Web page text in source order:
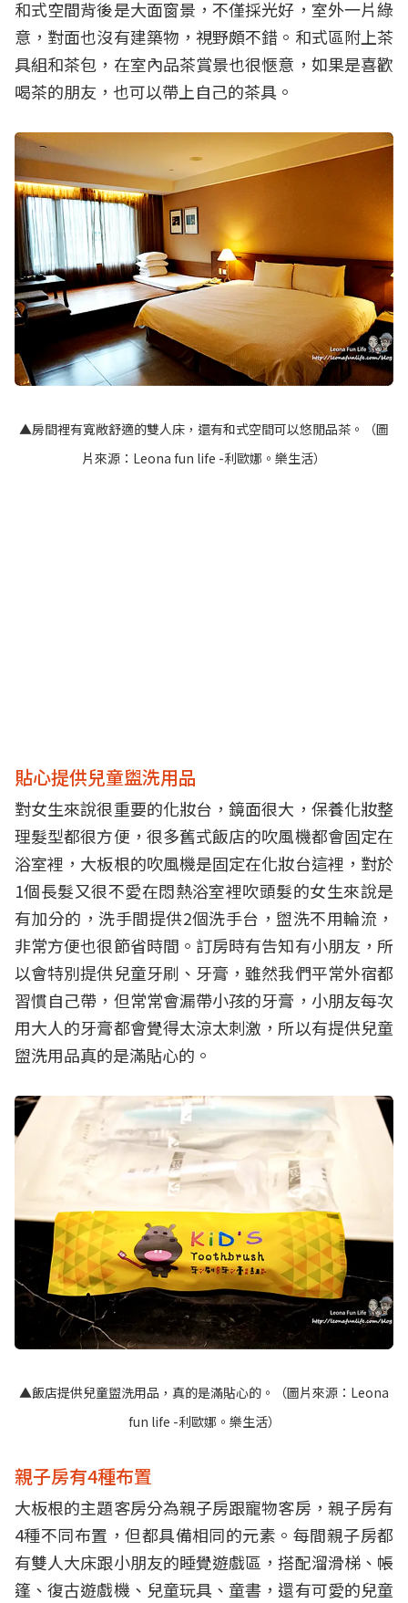
和式空間背後是大面窗景，不僅採光好，室外一片綠
意，對面也沒有建築物，視野頗不錯。和式區附上茶
具組和茶包，在室內品茶賞景也很愜意，如果是喜歡
喝茶的朋友，也可以帶上自己的茶具。
▲房間裡有寬敞舒適的雙人床，還有和式空間可以悠閒品茶。（圖
片來源： Leona fun life -利歐娜。樂生活）
貼心提供兒童盥洗用品
對女生來說很重要的化妝台，鏡面很大，保養化妝整
理髮型都很方便，很多舊式飯店的吹風機都會固定在
浴室裡，大板根的吹風機是固定在化妝台這裡，對於
1個長髮又很不愛在悶熱浴室裡吹頭髮的女生來說是
有加分的，洗手間提供2個洗手台，盥洗不用輪流，
非常方便也很節省時間。訂房時有告知有小朋友，所
以會特別提供兒童牙刷、牙膏，雖然我們平常外宿都
習慣自己帶，但常常會漏帶小孩的牙膏，小朋友每次
用大人的牙膏都會覺得太涼太刺激，所以有提供兒童
盥洗用品真的是滿貼心的。
▲飯店提供兒童盥洗用品，真的是滿貼心的。（圖片來源： Leona
fun life -利歐娜。樂生活）
親子房有4種布置
大板根的主題客房分為親子房跟寵物客房，親子房有
4種不同布置，但都具備相同的元素。每間親子房都
有雙人大床跟小朋友的睡覺遊戲區，搭配溜滑梯、帳
篷、復古遊戲機、兒童玩具、童書，還有可愛的兒童